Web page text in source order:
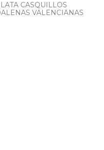
LATA CASQUILLOS
VALENCIANAS